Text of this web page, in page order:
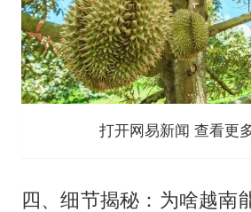
打开网易新闻 查看更
四、细节揭秘：为啥越南